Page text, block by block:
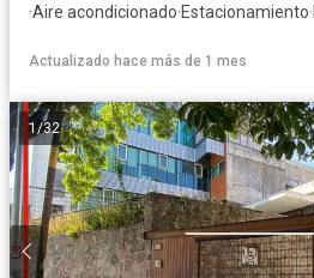
·Aire acondicionado·Estacionamiento·
Actualizado hace más de 1 mes
1 /32